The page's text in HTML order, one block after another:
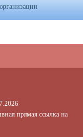
прямая ссылка на